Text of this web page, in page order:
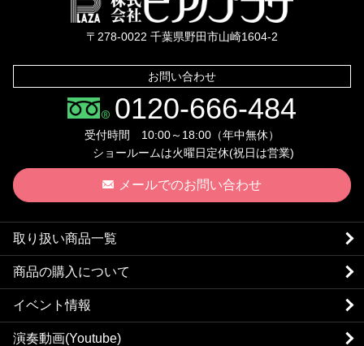
〒278-0022 千葉県野田市山崎1604-2
お問い合わせ
0120-666-484
受付時間 10:00～18:00（年中無休）
ショールームは火曜日定休(祝日は営業)
メールでのお問い合わせ
取り扱い商品一覧
商品の購入について
イベント情報
演奏動画(Youtube)